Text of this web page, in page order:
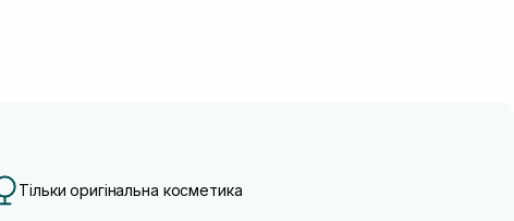
Тільки оригінальна косметика